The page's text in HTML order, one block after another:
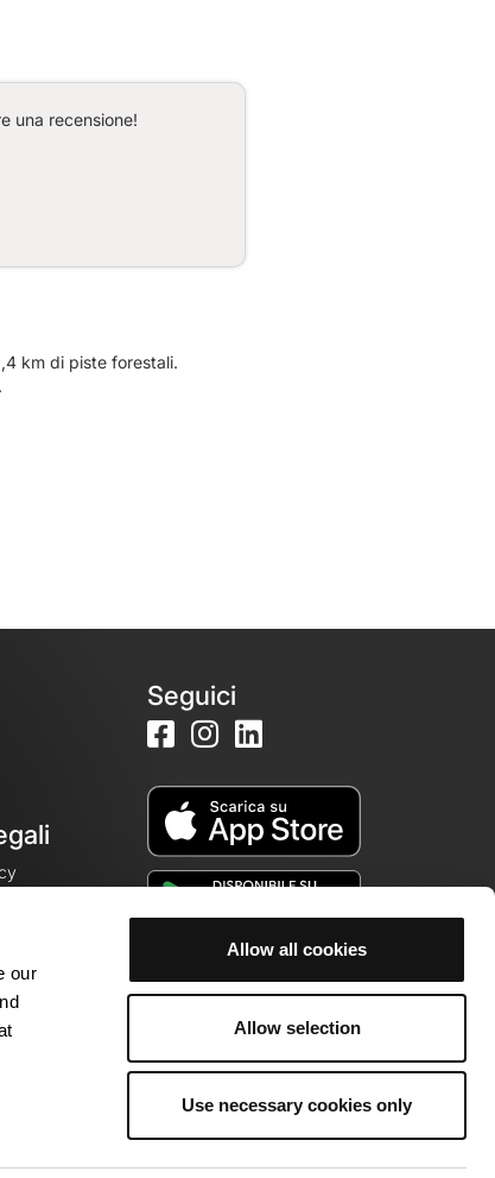
our
Allow all cookies
Allow selection
Use necessary cookies only
una recensione!
km di piste forestali.
Seguici